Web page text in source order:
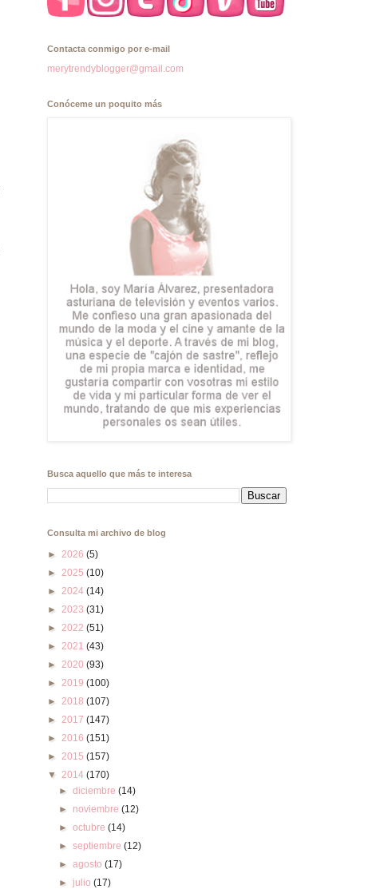
Contacta conmigo por e-mail
merytrendyblogger@gmail.com
Conóceme un poquito más
Busca aquello que más te interesa
Consulta mi archivo de blog
► 2026 (5)
► 2025 (10)
► 2024 (14)
► 2023 (31)
► 2022 (51)
► 2021 (43)
► 2020 (93)
► 2019 (100)
► 2018 (107)
► 2017 (147)
► 2016 (151)
► 2015 (157)
▼ 2014 (170)
►diciembre(14)
► noviembre(12)
►octubre(14)
►septiembre(12)
►agosto(17)
► julio(17)